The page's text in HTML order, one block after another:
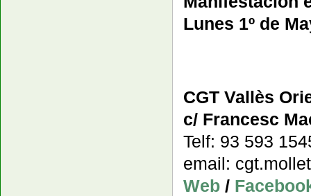
Lunes 1º de
CGT Vallès
c/ Francesc
Telf: 93 593
email:
Web /